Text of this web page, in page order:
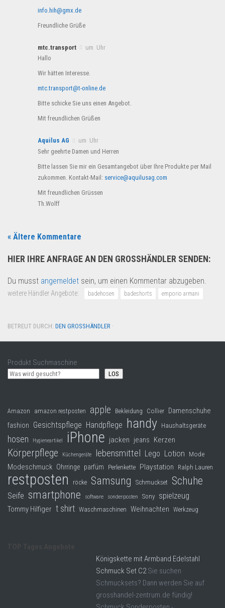
info.hih@gmx.de
Freundliche Grüße
mtc.transport
um Uhr
Hallo
Wir hätten Interesse.
mtc.transport@t-online.de
Bitte schicke Sie uns einen Angebot.
Mit freundlichen Grüßen
Aquilus AG
um Uhr
Sehr geehrte Damen und Herren
Bitte lassen Sie mir ein Gesamtangebot über Ihre Produkte per Mail
zukommen. Kontakt-Mail: service@aquilusag.com
Mit freundlichen Grüssen
Th.Wolff
« Ältere Kommentare
HIER IHRE ANFRAGE AN DEN GROSSHÄNDLER SENDEN:
Du musst angemeldet sein, um einen Kommentar abzugeben.
weitere Händler Angebote: badehosen badeshorts emporio armani
BETREUT DURCH: DEN GROSSHÄNDLER ·
Produkt Suchmaschine
LOS
Amazon amazon restposten apple Bekleidung Collier Damenschuhe
fashion Gesichtspflege Handpflege handy Haushaltsgeräte
hosen Hygieneartikel iPhone jacken jeans Kerzen
Körperpflege Küchengeräte lebensmittel Lego Lotion Mode
Modeschmuck Ohrringe parfüm Perlenkette Playstation Ralph Lauren
restposten röcke Samsung Schmuckset Schuhe
Seife smartphone software sonderposten Sony spielzeug
Tommy Hilfiger t shirt Waschmaschinen Weihnachten Werkzeug
Königskette mit Armband Edelstahl
Schmuck Set C2 Sie suchen
Schmucksets? Dann werden Sie auf
grosshandel-zentrum.de fündig!